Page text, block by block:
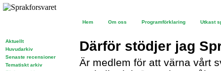
Hem Om oss Programförklaring Utkast
Aktuellt
Huvudarkiv
Senaste recensioner
Tematiskt arkiv
Därför stödjer jag
Är medlem för att värna vårt